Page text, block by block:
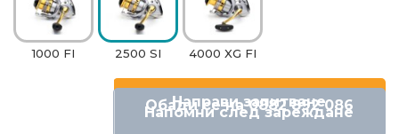
Куки
риболов
1000 FI 2500 SI 4000 XG FI
Обади се на 0882 892 086
Направи запитване
Напомни след зареждане